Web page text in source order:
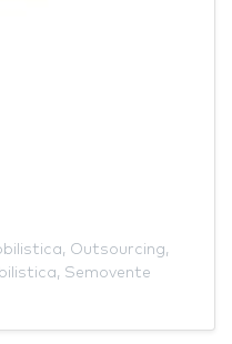
, Outsourcing,
, Semovente